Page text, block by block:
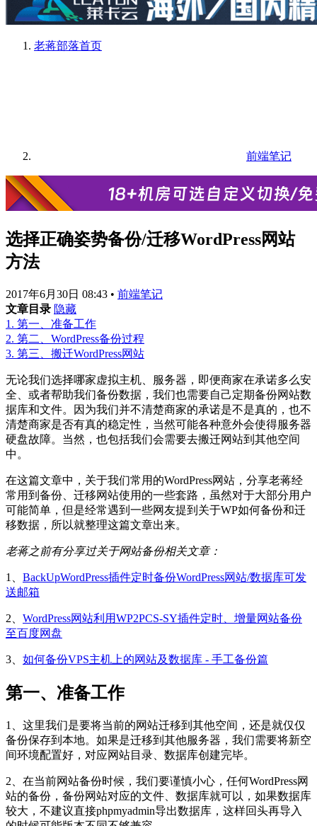
老蒋部落首页
前端笔记
选择正确姿势备份/迁移WordPress网站
方法
2017年6月30日 08:43 • 前端笔记
文章目录 隐藏
1. 第一、准备工作
2. 第二、WordPress备份过程
3. 第三、搬迁WordPress网站
无论我们选择哪家虚拟主机、服务器，即便商家在承诺多么安
全、或者帮助我们备份数据，我们也需要自己定期备份网站数
据库和文件。因为我们并不清楚商家的承诺是不是真的，也不
清楚商家是否有真的稳定性，当然可能各种意外会使得服务器
硬盘故障。当然，也包括我们会需要去搬迁网站到其他空间
中。
在这篇文章中，关于我们常用的WordPress网站，分享老蒋经
常用到备份、迁移网站使用的一些套路，虽然对于大部分用户
可能简单，但是经常遇到一些网友提到关于WP如何备份和迁
移数据，所以就整理这篇文章出来。
老蒋之前有分享过关于网站备份相关文章：
1、 BackUpWordPress插件定时备份WordPress网站/数据库可发
送邮箱
2、 WordPress网站利用WP2PCS-SY插件定时、增量网站备份
至百度网盘
3、 如何备份VPS主机上的网站及数据库 - 手工备份篇
第一、准备工作
1、这里我们是要将当前的网站迁移到其他空间，还是就仅仅
备份保存到本地。如果是迁移到其他服务器，我们需要将新空
间环境配置好，对应网站目录、数据库创建完毕。
2、在当前网站备份时候，我们要谨慎小心，任何WordPress网
站的备份，备份网站对应的文件、数据库就可以，如果数据库
较大，不建议直接phpmyadmin导出数据库，这样回头再导入